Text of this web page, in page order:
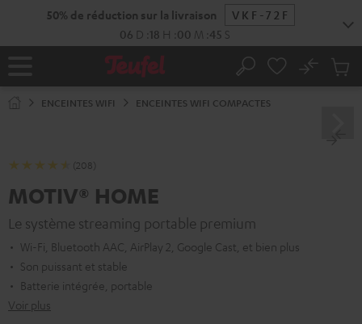
Page
Rechercher
No
ENCEINTES WIFI ENCEINTES WIFI COMPACTES
(208)
MOTIV® HOME
Le système streaming portable premium
Wi-Fi, Bluetooth AAC, AirPlay 2, Google Cast, et bien plus
Son puissant et stable
Batterie intégrée, portable
Voir plus